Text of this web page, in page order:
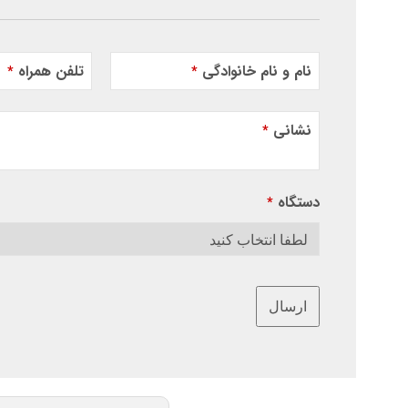
نام و نام خانوادگی * تلفن همراه *
نشانی *
دستگاه *
ارسال